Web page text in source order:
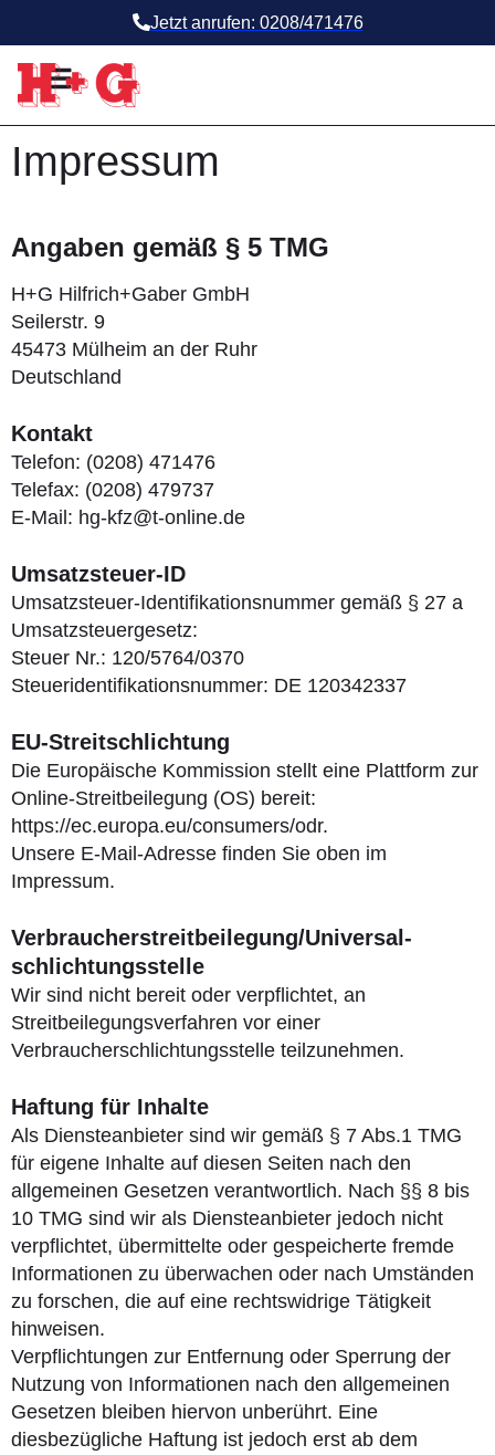
Jetzt anrufen: 0208/471476
Impressum
Angaben gemäß § 5 TMG
H+G Hilfrich+Gaber GmbH
Seilerstr. 9
45473 Mülheim an der Ruhr
Deutschland
Kontakt
Telefon: (0208) 471476
Telefax: (0208) 479737
E-Mail: hg-kfz@t-online.de
Umsatzsteuer-ID
Umsatzsteuer-Identifikationsnummer gemäß § 27 a
Umsatzsteuergesetz:
Steuer Nr.: 120/5764/0370
Steueridentifikationsnummer: DE 120342337
EU-Streitschlichtung
Die Europäische Kommission stellt eine Plattform zur
Online-Streitbeilegung (OS) bereit:
https://ec.europa.eu/consumers/odr.
Unsere E-Mail-Adresse finden Sie oben im
Impressum.
Verbraucher­streit­beilegung/Universal­
schlichtungs­stelle
Wir sind nicht bereit oder verpflichtet, an
Streitbeilegungsverfahren vor einer
Verbraucherschlichtungsstelle teilzunehmen.
Haftung für Inhalte
Als Diensteanbieter sind wir gemäß § 7 Abs.1 TMG
für eigene Inhalte auf diesen Seiten nach den
allgemeinen Gesetzen verantwortlich. Nach §§ 8 bis
10 TMG sind wir als Diensteanbieter jedoch nicht
verpflichtet, übermittelte oder gespeicherte fremde
Informationen zu überwachen oder nach Umständen
zu forschen, die auf eine rechtswidrige Tätigkeit
hinweisen.
Verpflichtungen zur Entfernung oder Sperrung der
Nutzung von Informationen nach den allgemeinen
Gesetzen bleiben hiervon unberührt. Eine
diesbezügliche Haftung ist jedoch erst ab dem